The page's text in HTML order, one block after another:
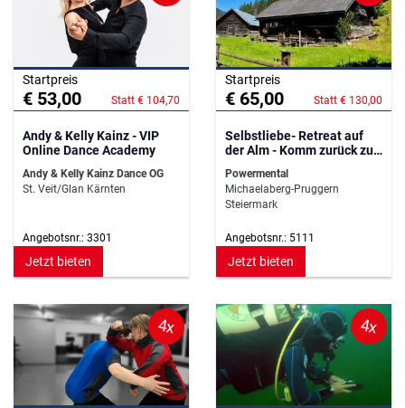
Startpreis
€ 53,00 Statt € 104,70
Andy & Kelly Kainz - VIP
Online Dance Academy
Andy & Kelly Kainz Dance OG
St. Veit/Glan Kärnten
Angebotsnr.: 3301
Jetzt bieten
Startpreis
€ 65,00 Statt € 130,00
Selbstliebe- Retreat auf
der Alm - Komm zurück zu
Powermental
Michaelaberg-Pruggern
Steiermark
Angebotsnr.: 5111
Jetzt bieten
4x 4x